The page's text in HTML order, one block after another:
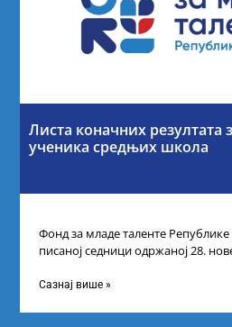
Листа коначних резултата
ученика средњих школа
Фонд за младе таленте Републике
писаној седници одржаној 28.
Сазнај више »